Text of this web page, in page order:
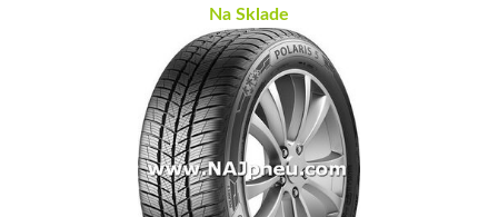
Na Sklade